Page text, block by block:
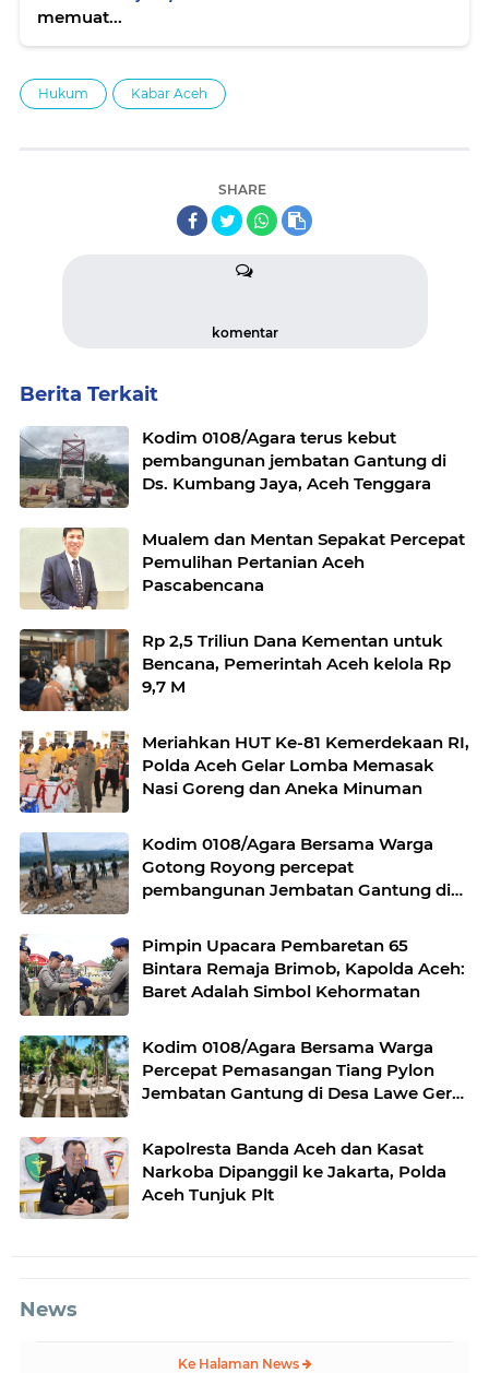
memuat...
Hukum Kabar Aceh
SHARE
komentar
Berita Terkait
Kodim 0108/Agara terus kebut
pembangunan jembatan Gantung di
Ds. Kumbang Jaya, Aceh Tenggara
Mualem dan Mentan Sepakat Percepat
Pemulihan Pertanian Aceh
Pascabencana
Rp 2,5 Triliun Dana Kementan untuk
Bencana, Pemerintah Aceh kelola Rp
9,7 M
Meriahkan HUT Ke-81 Kemerdekaan RI,
Polda Aceh Gelar Lomba Memasak
Nasi Goreng dan Aneka Minuman
Kodim 0108/Agara Bersama Warga
Gotong Royong percepat
pembangunan Jembatan Gantung di
Pimpin Upacara Pembaretan 65
Bintara Remaja Brimob, Kapolda Aceh:
Baret Adalah Simbol Kehormatan
Kodim 0108/Agara Bersama Warga
Percepat Pemasangan Tiang Pylon
Jembatan Gantung di Desa Lawe Ger-
Kapolresta Banda Aceh dan Kasat
Narkoba Dipanggil ke Jakarta, Polda
Aceh Tunjuk Plt
News
Ke Halaman News